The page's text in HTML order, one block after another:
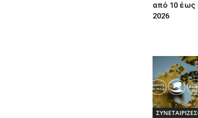
από 10 έως
2026